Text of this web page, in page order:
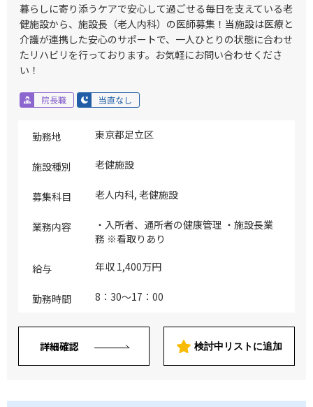
暮らしに寄り添うケアで安心して過ごせる毎日を支えている老
健施設から、施設長（老人内科）の医師募集！当施設は医療と
介護が連携した安心のサポートで、一人ひとりの状態に合わせ
たリハビリを行っております。お気軽にお問い合わせくださ
い！
院長職 当直なし
勤務地 東京都足立区
施設種別 老健施設
募集科目 老人内科, 老健施設
業務内容
・入所者、通所者の健康管理 ・施設長業
務 ※看取りあり
給与 年収 1,400万円
勤務時間 8：30～17：00
詳細確認 検討中リストに追加